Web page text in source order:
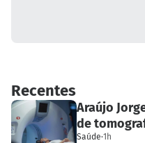
Recentes
Araújo
de
Saúde·1h